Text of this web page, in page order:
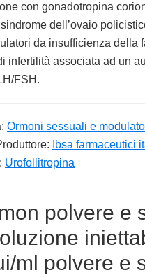
con gonadotropina
dell’ovaio
da insufficienza della
infertilità associata ad un
FSH.
Ormoni sessuali e
Ibsa farmaceutici
Urofollitropina
polvere e
ml polvere e